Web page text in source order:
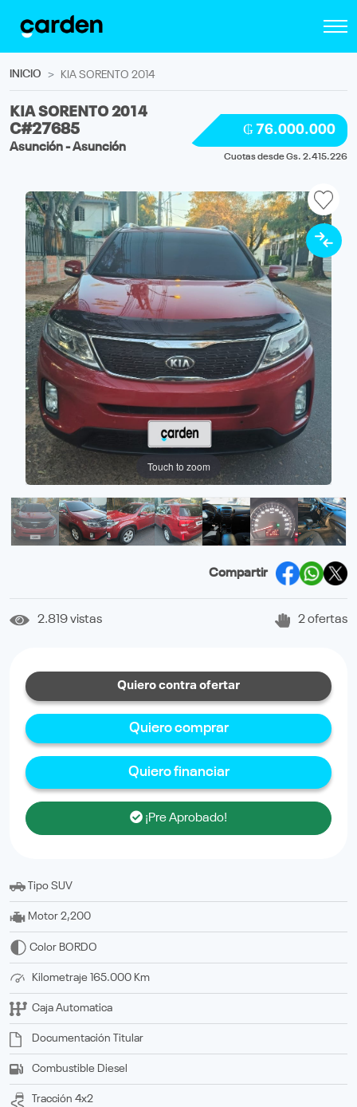
INICIO KIA SORENTO 2014
KIA SORENTO 2014
C#27685
Asunción - Asunción
₲ 76.000.000
Cuotas desde Gs. 2.415.226
Touch to zoom
Compartir
2.819 vistas 2 ofertas
Quiero contra ofertar
Quiero comprar
Quiero financiar
¡Pre Aprobado!
Tipo SUV
Motor 2,200
Color BORDO
Kilometraje 165.000 Km
Caja Automatica
Documentación titular
Combustible Diesel
Tracción 4x2